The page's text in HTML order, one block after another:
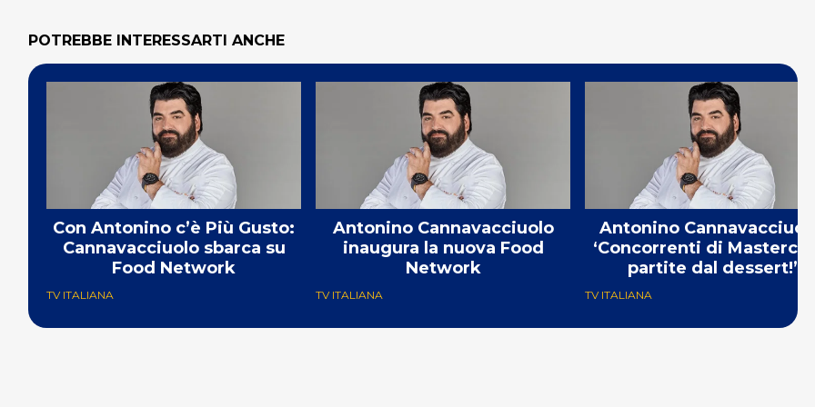
POTREBBE INTERESSARTI ANCHE
Con Antonino c’è Più Gusto:
Cannavacciuolo sbarca su
Food Network
TV ITALIANA
Antonino Cannavacciuolo
inaugura la nuova Food
Network
TV ITALIANA
Antonino Cannavacciuolo:
‘Concorrenti di
partite dal dessert!’
TV ITALIANA